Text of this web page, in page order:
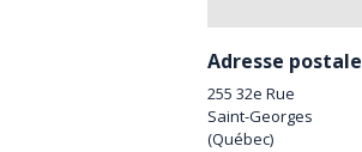
Adresse postale
255 32e Rue
Saint-Georges
(Québec)